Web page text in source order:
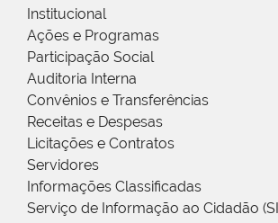
Institucional
Ações e Programas
Participação Social
Auditoria Interna
Convênios e Transferências
Receitas e Despesas
Licitações e Contratos
Servidores
Informações Classificadas
Serviço de Informação ao Cidadão